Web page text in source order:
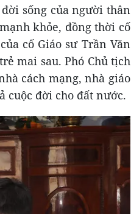
sống của người thân
khỏe, đồng thời cố
cố Giáo sư Trần Văn
mai sau. Phó Chủ tịch
cách mạng, nhà giáo
cuộc đời cho đất nước.